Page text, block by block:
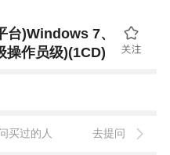
)Windows 7、
操作员级)(1CD)
买过的人 去提问